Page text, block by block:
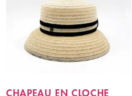
CHAPEAU EN CLOCHE